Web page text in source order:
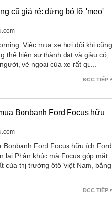
cũ giá rẻ: đừng bỏ lỡ 'mẹo'
Việc mua xe hơi đôi khi cũng
thể hiện sự thành đạt và giàu có,
vẻ ngoài của xe rất qu...
ĐỌC TIẾP
Bonbanh Ford Focus hữu
Ford Focus hữu ích Ford
lại Phân khúc mà Focus góp mặt
của thị trường ôtô Việt Nam, bằng
ĐỌC TIẾP